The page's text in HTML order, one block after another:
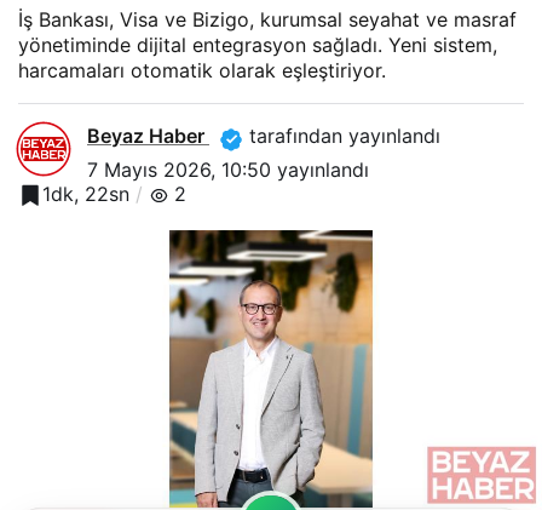
İş Bankası, Visa ve Bizigo, kurumsal seyahat ve masraf
yönetiminde dijital entegrasyon sağladı. Yeni sistem,
harcamaları otomatik olarak eşleştiriyor.
Beyaz Haber
tarafından yayınlandı
7 Mayıs 2026, 10:50 yayınlandı
1dk, 22sn
2